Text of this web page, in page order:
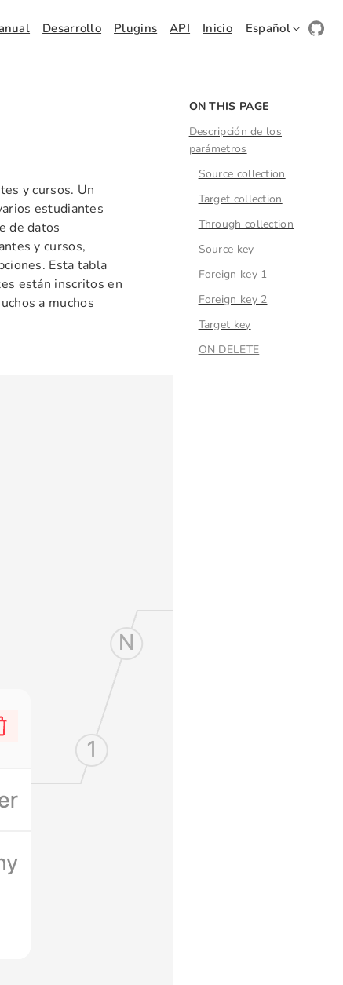
Desarrollo Plugins API Inicio Español
y cursos. Un
estudiantes
de datos
y cursos,
Esta tabla
están inscritos en
a muchos
ON THIS PAGE
Descripción de los
parámetros
Source collection
Target collection
Through collection
Source key
Foreign key 1
Foreign key 2
Target key
ON DELETE